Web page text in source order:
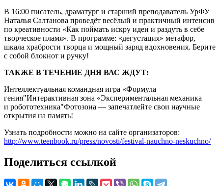
В 16:00 писатель, драматург и старший преподаватель УрФУ
Наталья Салтанова проведёт весёлый и практичный интенсив
по креативности «Как поймать искру идеи и раздуть в себе
творческое пламя». В программе: «дегустация» метафор,
шкала храбрости творца и мощный заряд вдохновения. Берите
с собой блокнот и ручку!
ТАКЖЕ В ТЕЧЕНИЕ ДНЯ ВАС ЖДУТ:
Интеллектуальная командная игра «Формула
гения"Интерактивная зона «Экспериментальная механика
и робототехника"Фотозона — запечатлейте свои научные
открытия на память!
Узнать подробности можно на сайте организаторов:
http://www.teenbook.ru/press/novosti/festival-nauchno-neskuchno/
Поделиться ссылкой